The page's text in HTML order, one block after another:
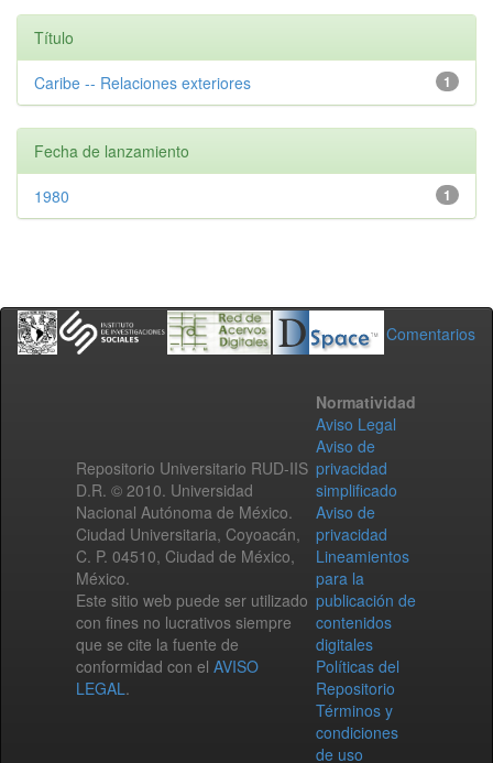
Título
1
Caribe -- Relaciones exteriores
Fecha de lanzamiento
1
1980
Comentarios
Repositorio Universitario RUD-IIS
D.R. © 2010. Universidad
Nacional Autónoma de México.
Ciudad Universitaria, Coyoacán,
C. P. 04510, Ciudad de México,
México.
Este sitio web puede ser utilizado
con fines no lucrativos siempre
que se cite la fuente de
conformidad con el AVISO
LEGAL.
Normatividad
Aviso Legal
Aviso de
privacidad
simplificado
Aviso de
privacidad
Lineamientos
para la
publicación de
contenidos
digitales
Políticas del
Repositorio
Términos y
condiciones
de uso